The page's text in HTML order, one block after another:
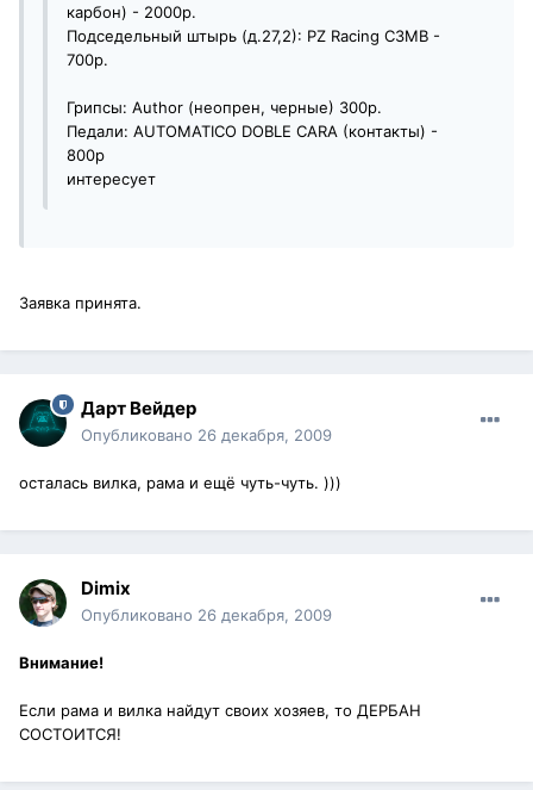
карбон) - 2000р.
Подседельный штырь (д.27,2): PZ Racing C3MB -
700р.
Грипсы: Author (неопрен, черные) 300р.
Педали: AUTOMATICO DOBLE CARA (контакты) -
800р
интересует
Заявка принята.
Дарт Вейдер
Опубликовано 26 декабря, 2009
осталась вилка, рама и ещё чуть-чуть. )))
Dimix
Опубликовано 26 декабря, 2009
Внимание!
Если рама и вилка найдут своих хозяев, то ДЕРБАН
СОСТОИТСЯ!